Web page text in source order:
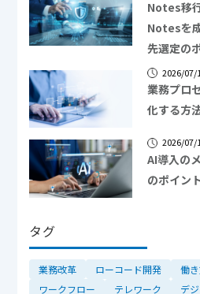
Notes移
Notesを
先選定の
2026/07/
業務プロ
化する方
2026/07/
AI導入の
のポイン
タグ
業務改革 ローコード開発 働
ワークフロー
テレワーク
デ